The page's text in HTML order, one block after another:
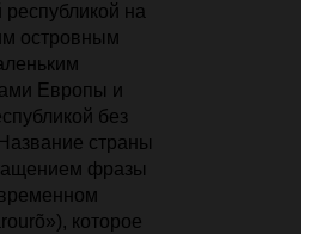
на
островным
Европы и
без
страны
фразы
которое